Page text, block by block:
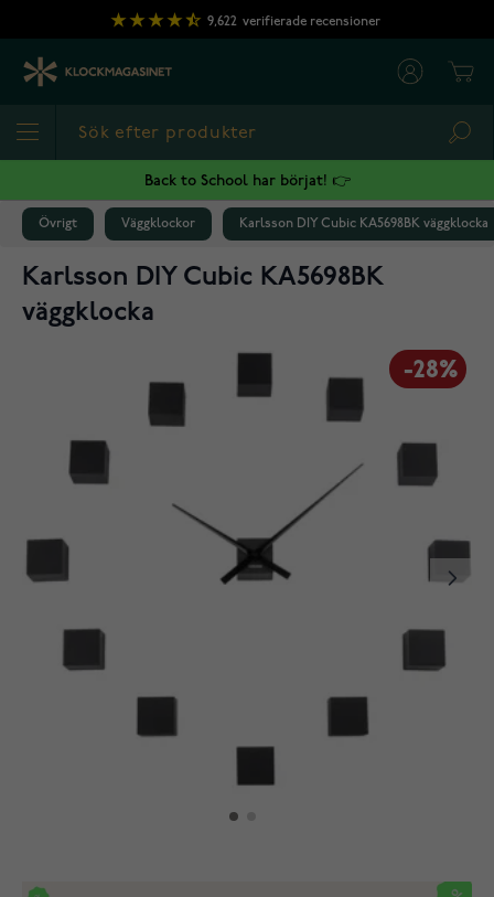
Hoppa till innehållet
9,622 verifierade recensioner
Back to School har börjat! 👉
Övrigt Väggklockor Karlsson DIY Cubic KA5698BK väggklocka
Karlsson DIY Cubic KA5698BK
väggklocka
-28%